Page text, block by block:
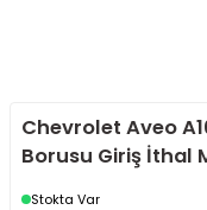
Chevrolet Aveo
Borusu Giriş İthal
Stokta Var